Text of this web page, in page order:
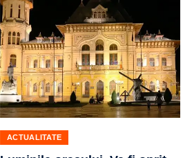
ACTUALITATE